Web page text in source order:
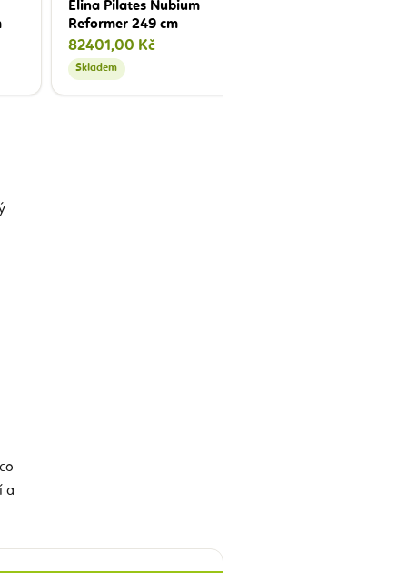
Elina Pilates Nubium
Reformer 249 cm
82401,00 Kč
Skladem
a